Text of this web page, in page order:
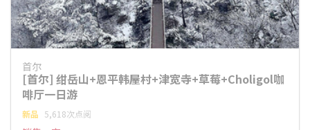
首尔
[首尔] 绀岳山+恩平韩屋村+津宽寺+草莓+Choligol咖
啡厅一日游
新品 5,618次点阅